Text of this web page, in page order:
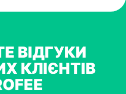
ВІДГУКИ
КЛІЄНТІВ